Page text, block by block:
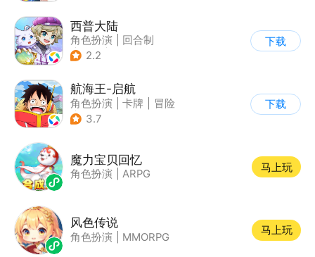
西普大陆
角色扮演
回合制
| 奇幻
2.2
下载
航海王-启航
角色扮演 卡牌
冒险
| 海贼王
3.7
下载
魔力宝贝回忆
角色扮演 ARPG
马上玩
风色传说
角色扮演 MMORPG
马上玩